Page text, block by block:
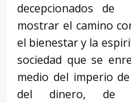
decepcionados
mostrar el camino
el bienestar y la
sociedad que se
medio del imperio
del dinero, de